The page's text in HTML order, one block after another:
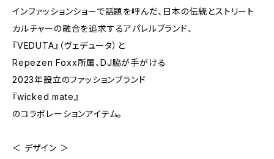
インファッションショーで話題を呼んだ、日本の伝統とストリート
カルチャーの融合を追求するアパレルブランド、
『VEDUTA』（ヴェデュータ）と
Repezen Foxx所属、DJ脇が手がける
2023年設立のファッションブランド
『wicked mate』
のコラボレーションアイテム。
＜ デザイン ＞